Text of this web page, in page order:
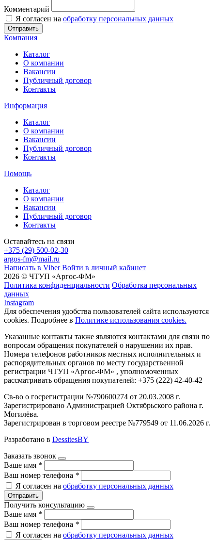
Комментарий
Я согласен на обработку персональных данных
Отправить
Компания
Каталог
О компании
Вакансии
Публичный договор
Контакты
Информация
Каталог
О компании
Вакансии
Публичный договор
Контакты
Помощь
Каталог
О компании
Вакансии
Публичный договор
Контакты
Оставайтесь на связи
+375 (29) 500-02-30
argos-fm@mail.ru
Написать в Viber Войти в личный кабинет
2026 © ЧТУП «Аргос-ФМ»
Политика конфиденциальности Обработка персональных
данных
Instagram
Для обеспечения удобства пользователей сайта используются
cookies. Подробнее в Политике использования cookies.
Указанные контакты также являются контактами для связи по
вопросам обращения покупателей о нарушении их прав.
Номера телефонов работников местных исполнительных и
распорядительных органов по месту государственной
регистрации ЧТУП «Аргос-ФМ» , уполномоченных
рассматривать обращения покупателей: +375 (222) 42-40-42
Св-во о госрегистрации №790600274 от 20.03.2008 г.
Зарегистрировано Администрацией Октябрьского района г.
Могилёва.
Зарегистрирован в торговом реестре №779549 от 11.06.2026 г.
Разработано в DessitesBY
Заказать звонок
Ваше имя *
Ваш номер телефона *
Я согласен на обработку персональных данных
Отправить
Получить консультацию
Ваше имя *
Ваш номер телефона *
Я согласен на обработку персональных данных